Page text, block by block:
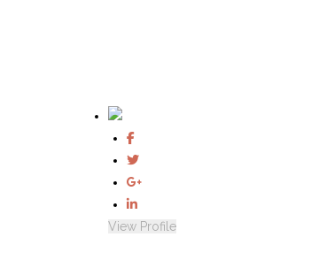
View Profile